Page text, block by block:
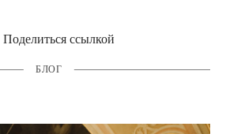
Поделиться ссылкой
БЛОГ